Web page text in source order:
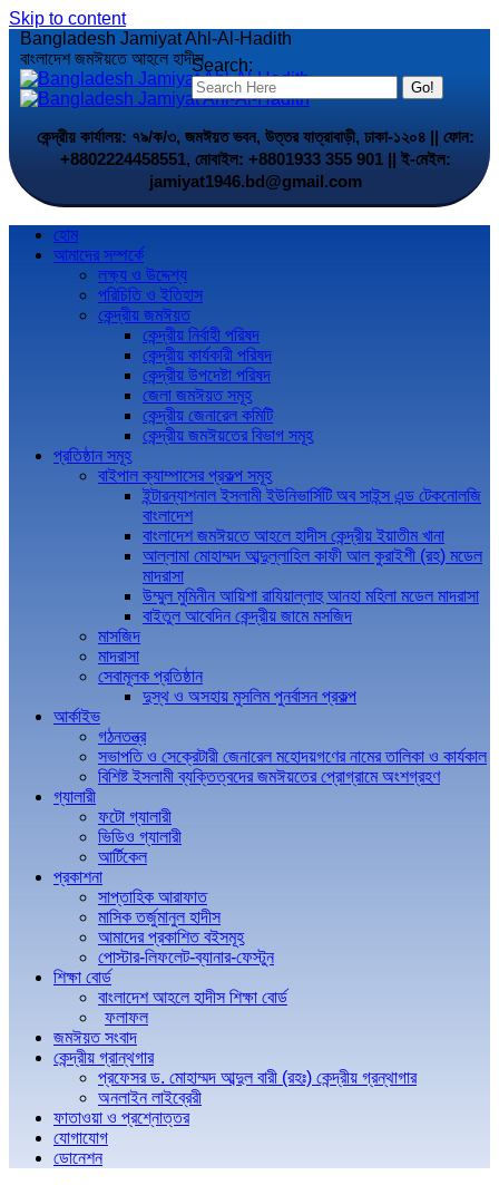
Skip to content
Search:
Bangladesh Jamiyat Ahl-Al-Hadith
বাংলাদেশ জমঈয়তে আহলে হাদীস
কেন্দ্রীয় কার্যালয়: ৭৯/ক/৩, জমঈয়ত ভবন, উত্তর যাত্রাবাড়ী, ঢাকা-১২০৪ || ফোন:
+8802224458551, মোবাইল: +8801933 355 901 || ই-মেইল:
jamiyat1946.bd@gmail.com
হোম
আমাদের সম্পর্কে
লক্ষ্য ও উদ্দেশ্য
পরিচিতি ও ইতিহাস
কেন্দ্রীয় জমঈয়ত
কেন্দ্রীয় নির্বাহী পরিষদ
কেন্দ্রীয় কার্যকারী পরিষদ
কেন্দ্রীয় উপদেষ্টা পরিষদ
জেলা জমঈয়ত সমূহ
কেন্দ্রীয় জেনারেল কমিটি
কেন্দ্রীয় জমঈয়তের বিভাগ সমূহ
প্রতিষ্ঠান সমূহ
বাইপাল ক্যাম্পাসের প্রকল্প সমূহ
ইন্টারন্যাশনাল ইসলামী ইউনিভার্সিটি অব সাইন্স এন্ড টেকনোলজি
বাংলাদেশ
বাংলাদেশ জমঈয়তে আহলে হাদীস কেন্দ্রীয় ইয়াতীম খানা
আল্লামা মোহাম্মদ আব্দুল্লাহিল কাফী আল কুরাইশী (রহ) মডেল
মাদরাসা
উম্মুল মুমিনীন আয়িশা রাযিয়াল্লাহু আনহা মহিলা মডেল মাদরাসা
বাইতুল আবেদিন কেন্দ্রীয় জামে মসজিদ
মাসজিদ
মাদরাসা
সেবামূলক প্রতিষ্ঠান
দুস্থ ও অসহায় মুসলিম পুনর্বাসন প্রকল্প
আর্কাইভ
গঠনতন্ত্র
সভাপতি ও সেক্রেটারী জেনারেল মহোদয়গণের নামের তালিকা ও কার্যকাল
বিশিষ্ট ইসলামী ব্যক্তিত্বদের জমঈয়তের প্রোগ্রামে অংশগ্রহণ
গ্যালারী
ফটো গ্যালারী
ভিডিও গ্যালারী
আর্টিকেল
প্রকাশনা
সাপ্তাহিক আরাফাত
মাসিক তর্জুমানুল হাদীস
আমাদের প্রকাশিত বইসমূহ
পোস্টার-লিফলেট-ব্যানার-ফেস্টুন
শিক্ষা বোর্ড
বাংলাদেশ আহলে হাদীস শিক্ষা বোর্ড
ফলাফল
জমঈয়ত সংবাদ
কেন্দ্রীয় গ্রান্থগার
প্রফেসর ড. মোহাম্মদ আব্দুল বারী (রহঃ) কেন্দ্রীয় গ্রন্থাগার
অনলাইন লাইব্রেরী
ফাতাওয়া ও প্রশ্নোত্তর
যোগাযোগ
ডোনেশন